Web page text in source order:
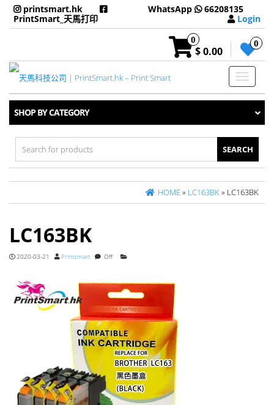
printsmart.hk
PrintSmart_天馬打印
WhatsApp
66208135
Login
0
$ 0.00
0
Toggle
SHOP BY CATEGORY
Search
for:
HOME» LC163BK » LC163BK
LC163BK
2020-03-21 Printsmart Off